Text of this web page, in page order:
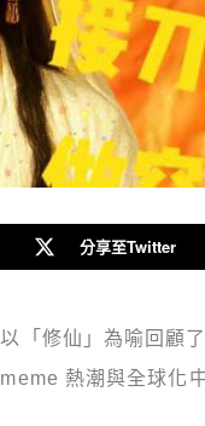
分享至Twitter
「修仙」為喻回顧
熱潮與全球化